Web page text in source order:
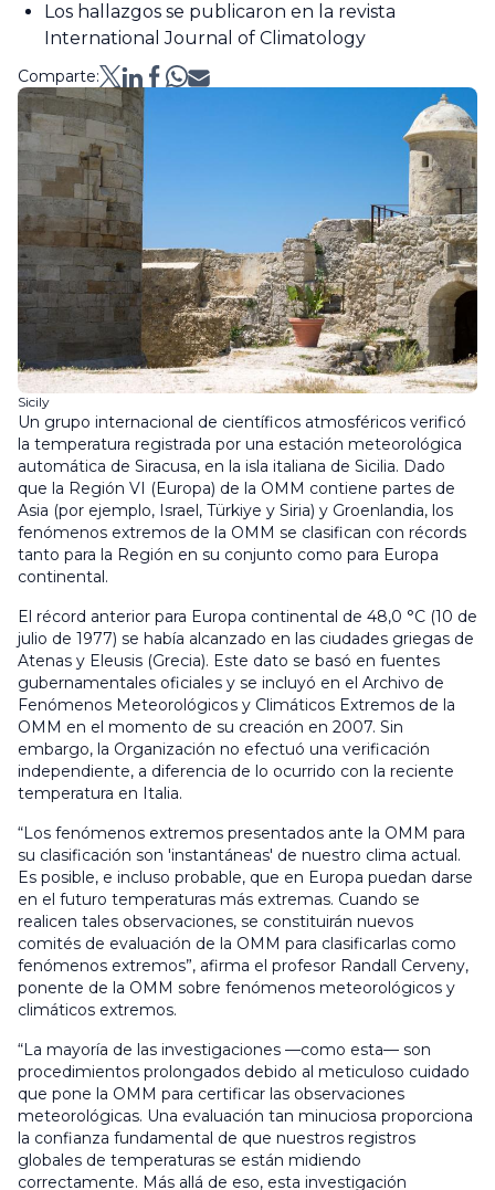
Los hallazgos se publicaron en la revista
International Journal of Climatology
Comparte:
Sicily
Un grupo internacional de científicos atmosféricos verificó
la temperatura registrada por una estación meteorológica
automática de Siracusa, en la isla italiana de Sicilia. Dado
que la Región VI (Europa) de la OMM contiene partes de
Asia (por ejemplo, Israel, Türkiye y Siria) y Groenlandia, los
fenómenos extremos de la OMM se clasifican con récords
tanto para la Región en su conjunto como para Europa
continental.
El récord anterior para Europa continental de 48,0 °C (10 de
julio de 1977) se había alcanzado en las ciudades griegas de
Atenas y Eleusis (Grecia). Este dato se basó en fuentes
gubernamentales oficiales y se incluyó en el Archivo de
Fenómenos Meteorológicos y Climáticos Extremos de la
OMM en el momento de su creación en 2007. Sin
embargo, la Organización no efectuó una verificación
independiente, a diferencia de lo ocurrido con la reciente
temperatura en Italia.
“Los fenómenos extremos presentados ante la OMM para
su clasificación son 'instantáneas' de nuestro clima actual.
Es posible, e incluso probable, que en Europa puedan darse
en el futuro temperaturas más extremas. Cuando se
realicen tales observaciones, se constituirán nuevos
comités de evaluación de la OMM para clasificarlas como
fenómenos extremos”, afirma el profesor Randall Cerveny,
ponente de la OMM sobre fenómenos meteorológicos y
climáticos extremos.
“La mayoría de las investigaciones —como esta— son
procedimientos prolongados debido al meticuloso cuidado
que pone la OMM para certificar las observaciones
meteorológicas. Una evaluación tan minuciosa proporciona
la confianza fundamental de que nuestros registros
globales de temperaturas se están midiendo
correctamente. Más allá de eso, esta investigación